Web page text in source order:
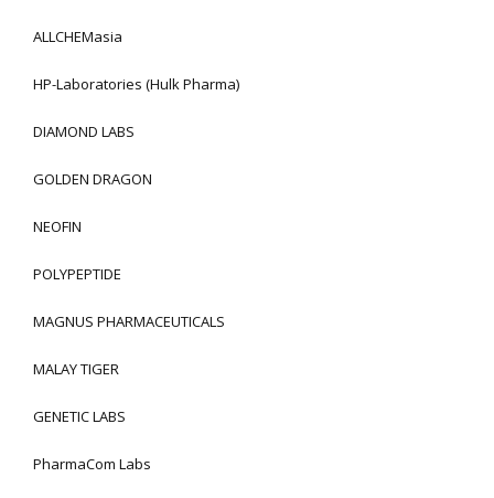
ALLCHEMasia
HP-Laboratories (Hulk Pharma)
DIAMOND LABS
GOLDEN DRAGON
NEOFIN
POLYPEPTIDE
MAGNUS PHARMACEUTICALS
MALAY TIGER
GENETIC LABS
PharmaCom Labs